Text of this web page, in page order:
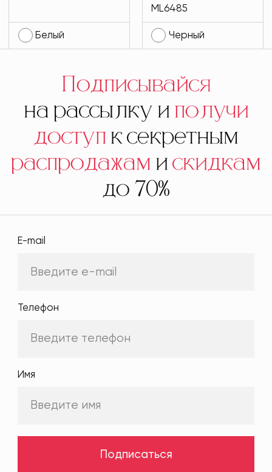
Белый
13
ML6485
Черный
Подписывайся
на рассылку иполучи
доступк секретным
распродажамискидкам
до 70%
E-mail
Телефон
Имя
Подписаться